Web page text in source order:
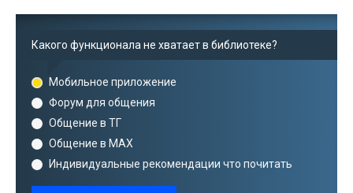
Какого функционала не хватает в библиотеке?
Мобильное приложение
Форум для общения
Общение в ТГ
Общение в MAX
Индивидуальные рекомендации что почитать